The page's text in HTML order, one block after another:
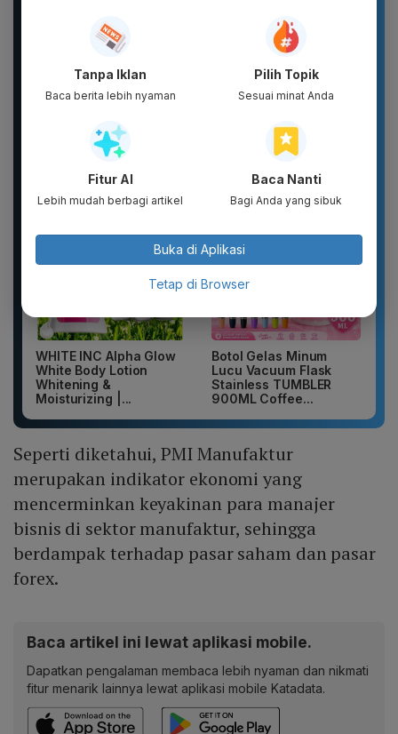
Basic Package -
Puragen hybrid-XT ( 5
ITEM ) - DAVIENA
SKINCARE
New 2026 Pamelo.id
Setelan Anak 17
Agustus Dirgahayu 81
2026 Katun...
WHITE INC Alpha Glow
White Body Lotion
Whitening &
Moisturizing |...
Botol Gelas Minum
Lucu Vacuum Flask
Stainless TUMBLER
900ML Coffee...
Seperti diketahui, PMI Manufaktur
merupakan indikator ekonomi yang
mencerminkan keyakinan para manajer
bisnis di sektor manufaktur, sehingga
berdampak terhadap pasar saham dan pasar
forex.
Baca artikel ini lewat aplikasi mobile.
Dapatkan pengalaman membaca lebih nyaman dan nikmati
fitur menarik lainnya lewat aplikasi mobile Katadata.
Tanpa Iklan
Baca berita lebih nyaman
Pilih Topik
Sesuai minat Anda
Fitur AI
Lebih mudah berbagi artikel
Baca Nanti
Bagi Anda yang sibuk
Buka di Aplikasi
Tetap di Browser